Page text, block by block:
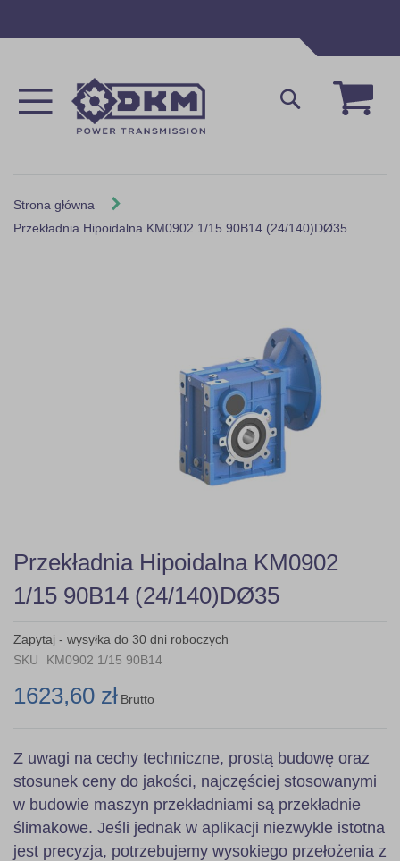
Mój
Szukaj
Strona główna
Przekładnia Hipoidalna KM0902 1/15 90B14 (24/140)DØ35
Skip
to
the
beginning
the
images
Przekładnia Hipoidalna KM0902
1/15 90B14 (24/140)DØ35
Zapytaj - wysyłka do 30 dni roboczych
SKU
KM0902 1/15 90B14
1623,60 zł Brutto
Z uwagi na cechy techniczne, prostą budowę oraz
stosunek ceny do jakości, najczęściej stosowanymi
w budowie maszyn przekładniami są przekładnie
ślimakowe. Jeśli jednak w aplikacji niezwykle istotna
jest precyzja, potrzebujemy wysokiego przełożenia z